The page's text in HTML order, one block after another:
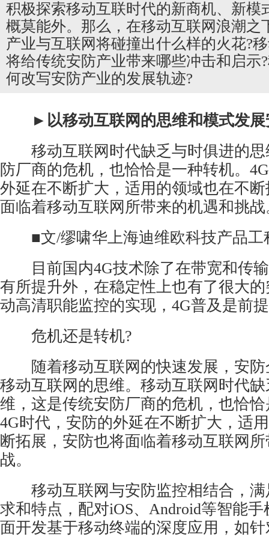
积极探索移动互联时代的新商机、新模
概莫能外。那么，在移动互联网浪潮之
产业与互联网将碰撞出什么样的火花?
将给传统安防产业带来哪些冲击和启示
何改写安防产业的发展轨迹?
►以移动互联网的思维和模式发展
移动互联网时代缺乏与时俱进的思
防厂商的危机，也恰恰是一种转机。
外延在不断扩大，适用的领域也在不
面临着移动互联网所带来的机遇和挑战
■文/缪啸华上海迪维欧科技产品工
目前国内4G技术除了在带宽和传输
有所提升外，在稳定性上也有了很大
动高清职能监控的实现，4G普及是前
危机还是转机?
随着移动互联网的快速发展，安防
移动互联网的思维。移动互联网时代
维，这是传统安防厂商的危机，也恰
4G时代，安防的外延在不断扩大，适
断拓展，安防也将面临着移动互联网
战。
移动互联网与安防监控相结合，
求和特点，配对iOS、Android等智能
面开发基于移动终端的深度应用，如